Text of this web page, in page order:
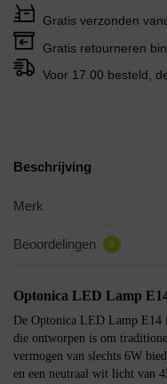
Gratis verzonden
Gratis retourneren
Voor 17.00 besteld,
Beschrijving
Merk
Beoordelingen 0
Optonica LED Lamp
De Optonica LED Lamp E14
die ontworpen is om
vermogen van slechts 6W
en een neutraal wit licht van